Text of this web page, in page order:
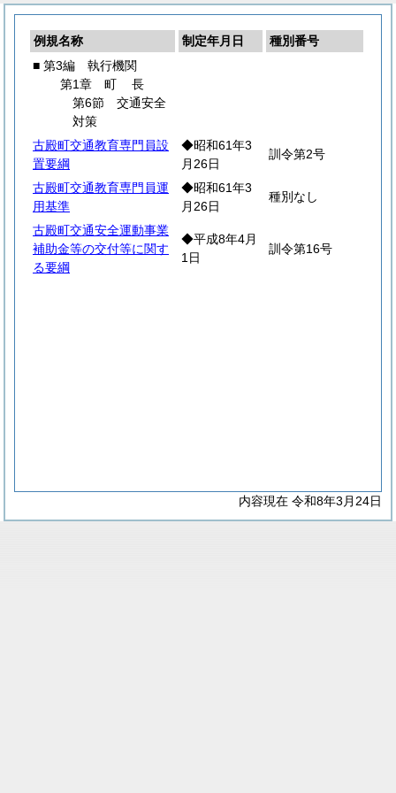
例規名称 制定年月日
種別番号
■ 第3編 執行機関
第1章 町長
第6節 交通安全
対策
古殿町交通教育専門員設
置要綱
◆昭和61年3
月26日
訓令第2号
古殿町交通教育専門員運
用基準
◆昭和61年3
月26日
種別なし
古殿町交通安全運動事業
補助金等の交付等に関す
る要綱
◆平成8年4月
1日
訓令第16号
内容現在 令和8年3月24日